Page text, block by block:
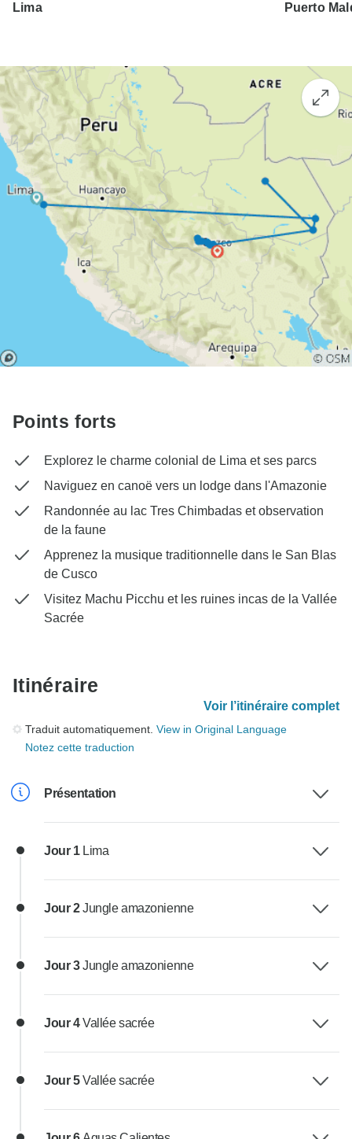
Lima Puerto
Points forts
Explorez le charme colonial de Lima et ses parcs
Naviguez en canoë vers un lodge dans l'Amazonie
Randonnée au lac Tres Chimbadas et observation
de la faune
Apprenez la musique traditionnelle dans le San Blas
de Cusco
Visitez Machu Picchu et les ruines incas de la Vallée
Sacrée
Itinéraire
Voir l’itinéraire complet
Traduit automatiquement. View in Original Language
Notez cette traduction
Présentation
Jour 1 Lima
Jour 2Jungle amazonienne
Jour 3Jungle amazonienne
Jour 4Vallée sacrée
Jour 5Vallée sacrée